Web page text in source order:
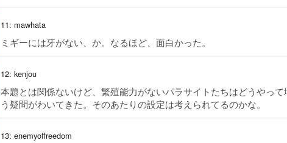
11: mawhata
ミギーには牙がない、か。なるほど、面白かった。
12: kenjou
本題とは関係ないけど、繁殖能力がないパラサイトたちはどうやっ
う疑問がわいてきた。そのあたりの設定は考えられてるのかな。
13: enemyoffreedom